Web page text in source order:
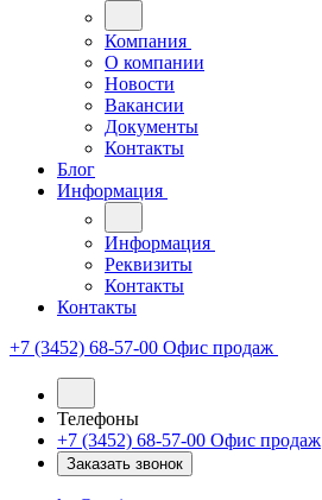
Компания
О компании
Новости
Вакансии
Документы
Контакты
Блог
Информация
Информация
Реквизиты
Контакты
Контакты
+7 (3452) 68-57-00 Офис продаж
Телефоны
+7 (3452) 68-57-00 Офис продаж
Заказать звонок